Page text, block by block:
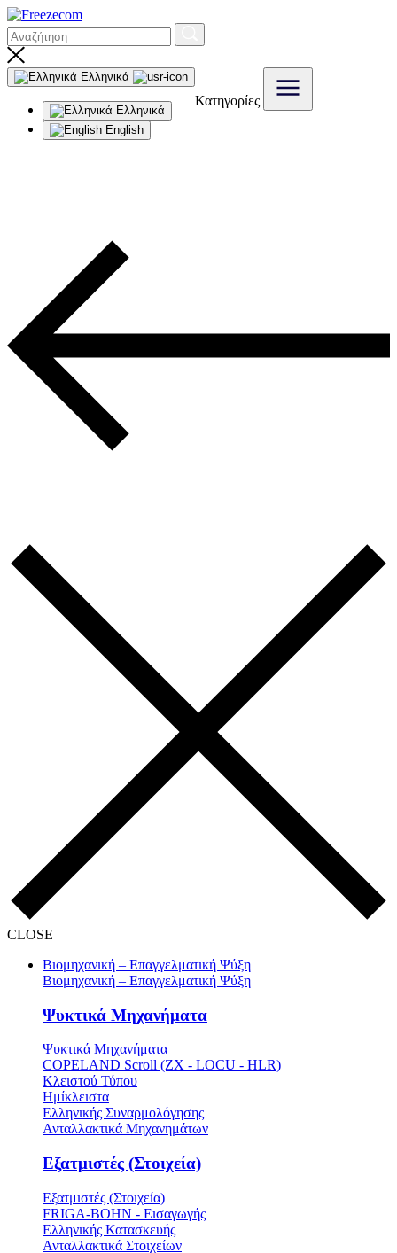
Ελληνικά
Ελληνικά
English
Κατηγορίες
CLOSE
Βιομηχανική – Επαγγελματική Ψύξη
Βιομηχανική – Επαγγελματική Ψύξη
Ψυκτικά Μηχανήματα
Ψυκτικά Μηχανήματα
COPELAND Scroll (ZX - LOCU - HLR)
Κλειστού Τύπου
Ημίκλειστα
Ελληνικής Συναρμολόγησης
Ανταλλακτικά Μηχανημάτων
Εξατμιστές (Στοιχεία)
Εξατμιστές (Στοιχεία)
FRIGA-BOHN - Εισαγωγής
Ελληνικής Κατασκευής
Ανταλλακτικά Στοιχείων